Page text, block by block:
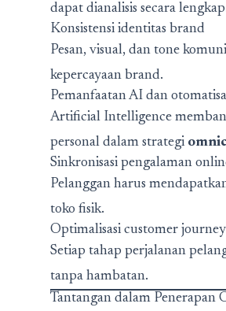
dapat dianalisis secara
Konsistensi identitas brand
Pesan, visual, dan tone
kepercayaan brand.
Pemanfaatan AI dan
Artificial Intelligence
personal dalam strategi
Sinkronisasi pengalaman
Pelanggan harus
toko fisik.
Optimalisasi customer journey
Setiap tahap perjalanan
tanpa hambatan.
Tantangan dalam Penerapan